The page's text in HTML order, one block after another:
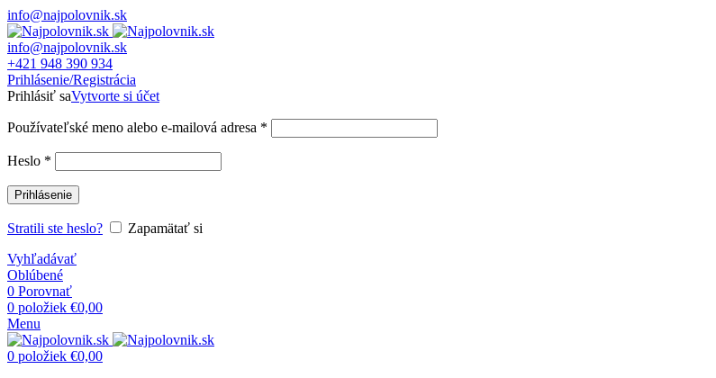
info@najpolovnik.sk
info@najpolovnik.sk
+421 948 390 934
Prihlásenie/Registrácia
Prihlásiť saVytvorte si účet
Používateľské meno alebo e-mailová adresa *
Heslo *
Prihlásenie
Stratili ste heslo?
Zapamätať si
Vyhľadávať
Oblúbené
0 Porovnať
0 položiek €0,00
Menu
0 položiek €0,00